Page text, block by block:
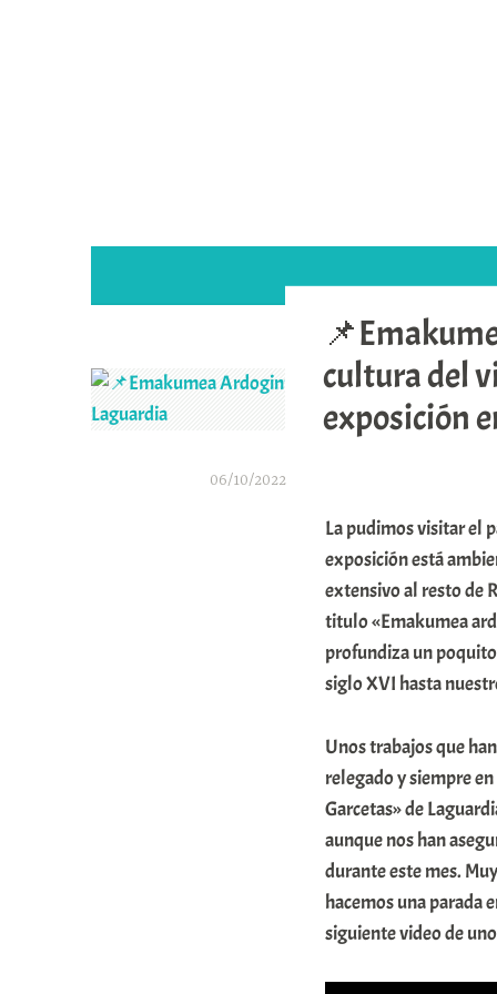
cultura del
exposición
06/10/2022
La pudimos visitar el
exposición está
extensivo al resto de
titulo «Emakumea
profundiza un poquito
siglo XVI hasta
Unos trabajos que
relegado y siempre
Garcetas» de
aunque nos han
durante este mes.
hacemos una parada
siguiente video de